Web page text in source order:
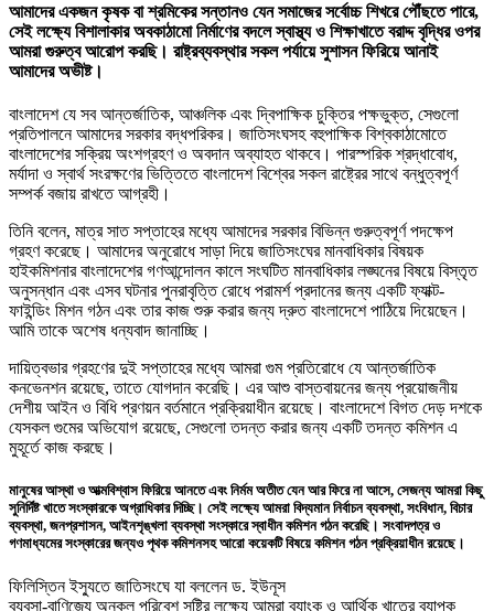
আমাদের একজন কৃষক বা শ্রমিকের সন্তানও যেন সমাজের সর্বোচ্চ শিখরে পৌঁছতে পারে,
সেই লক্ষ্যে বিশালাকার অবকাঠামো নির্মাণের বদলে স্বাস্থ্য ও শিক্ষাখাতে বরাদ্দ বৃদ্ধির ওপর
আমরা গুরুত্ব আরোপ করছি। রাষ্ট্রব্যবস্থার সকল পর্যায়ে সুশাসন ফিরিয়ে আনাই
আমাদের অভীষ্ট।
বাংলাদেশ যে সব আন্তর্জাতিক, আঞ্চলিক এবং দ্বিপাক্ষিক চুক্তির পক্ষভুক্ত, সেগুলো
প্রতিপালনে আমাদের সরকার বদ্ধপরিকর। জাতিসংঘসহ বহুপাক্ষিক বিশ্বকাঠামোতে
বাংলাদেশের সক্রিয় অংশগ্রহণ ও অবদান অব্যাহত থাকবে। পারস্পরিক শ্রদ্ধাবোধ,
মর্যাদা ও স্বার্থ সংরক্ষণের ভিত্তিতে বাংলাদেশ বিশ্বের সকল রাষ্ট্রের সাথে বন্ধুত্বপূর্ণ
সম্পর্ক বজায় রাখতে আগ্রহী।
তিনি বলেন, মাত্র সাত সপ্তাহের মধ্যে আমাদের সরকার বিভিন্ন গুরুত্বপূর্ণ পদক্ষেপ
গ্রহণ করেছে। আমাদের অনুরোধে সাড়া দিয়ে জাতিসংঘের মানবাধিকার বিষয়ক
হাইকমিশনার বাংলাদেশের গণআন্দোলন কালে সংঘটিত মানবাধিকার লঙ্ঘনের বিষয়ে বিস্তৃত
অনুসন্ধান এবং এসব ঘটনার পুনরাবৃত্তি রোধে পরামর্শ প্রদানের জন্য একটি ফ্যাক্ট-
ফাইন্ডিং মিশন গঠন এবং তার কাজ শুরু করার জন্য দ্রুত বাংলাদেশে পাঠিয়ে দিয়েছেন।
আমি তাকে অশেষ ধন্যবাদ জানাচ্ছি।
দায়িত্বভার গ্রহণের দুই সপ্তাহের মধ্যে আমরা গুম প্রতিরোধে যে আন্তর্জাতিক
কনভেনশন রয়েছে, তাতে যোগদান করেছি। এর আশু বাস্তবায়নের জন্য প্রয়োজনীয়
দেশীয় আইন ও বিধি প্রণয়ন বর্তমানে প্রক্রিয়াধীন রয়েছে। বাংলাদেশে বিগত দেড় দশকে
যেসকল গুমের অভিযোগ রয়েছে, সেগুলো তদন্ত করার জন্য একটি তদন্ত কমিশন এ
মুহূর্তে কাজ করছে।
মানুষের আস্থা ও আত্মবিশ্বাস ফিরিয়ে আনতে এবং নির্মম অতীত যেন আর ফিরে না আসে, সেজন্য আমরা কিছু
সুনির্দিষ্ট খাতে সংস্কারকে অগ্রাধিকার দিচ্ছি। সেই লক্ষ্যে আমরা বিদ্যমান নির্বাচন ব্যবস্থা, সংবিধান, বিচার
ব্যবস্থা, জনপ্রশাসন, আইনশৃঙ্খলা ব্যবস্থা সংস্কারে স্বাধীন কমিশন গঠন করেছি। সংবাদপত্র ও
গণমাধ্যমের সংস্কারের জন্যও পৃথক কমিশনসহ আরো কয়েকটি বিষয়ে কমিশন গঠন প্রক্রিয়াধীন রয়েছে।
ফিলিস্তিন ইস্যুতে জাতিসংঘে যা বললেন ড. ইউনূস
ব্যবসা-বাণিজ্যে অনুকূল পরিবেশ সৃষ্টির লক্ষ্যে আমরা ব্যাংক ও আর্থিক খাতের ব্যাপক